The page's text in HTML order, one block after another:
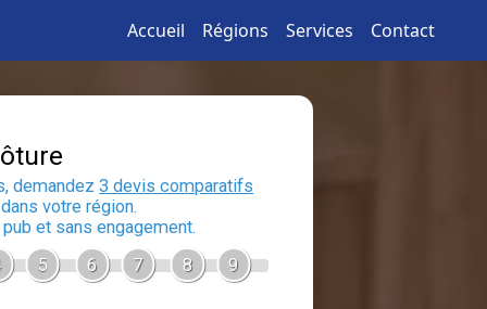
Accueil Régions Services Contact
Devis Clôture
En 5 minutes, demandez
auxartisans
dans votre région.
Gratuit, sans pub et sans engagement.